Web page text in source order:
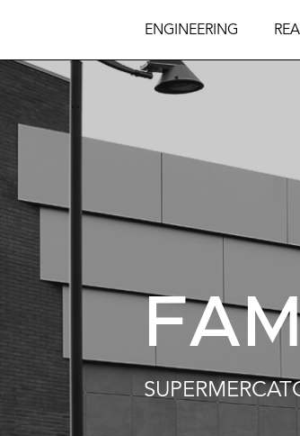
ENGINEERING